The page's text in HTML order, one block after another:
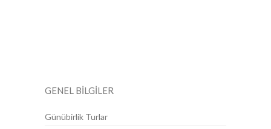
GENEL BİLGİLER
Günübirlik Turlar